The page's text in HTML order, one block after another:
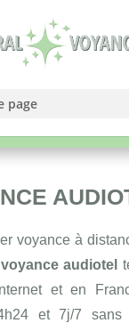
page
voyance à
audiotel
et en
et 7j/7 sans